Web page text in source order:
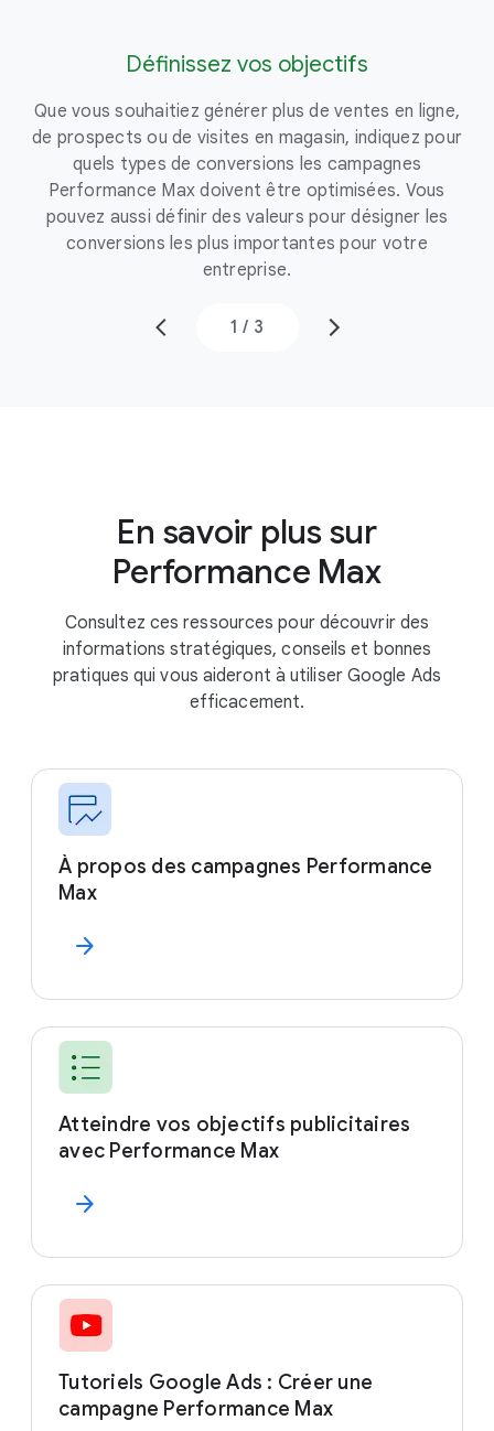
Définissez vos objectifs
Que vous souhaitiez générer plus de ventes en ligne,
de prospects ou de visites en magasin, indiquez pour
quels types de conversions les campagnes
Performance Max doivent être optimisées. Vous
pouvez aussi définir des valeurs pour désigner les
conversions les plus importantes pour votre
entreprise.
1 / 3
En savoir plus sur
Performance Max
Consultez ces ressources pour découvrir des
informations stratégiques, conseils et bonnes
pratiques qui vous aideront à utiliser Google Ads
efficacement.
À propos des campagnes Performance
Max
arrow_forward
Atteindre vos objectifs publicitaires
avec Performance Max
arrow_forward
Tutoriels Google Ads : Créer une
campagne Performance Max